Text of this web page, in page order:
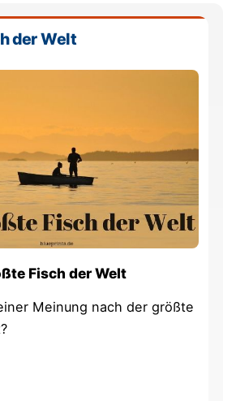
der Welt
Fisch der Welt
Meinung nach der größte